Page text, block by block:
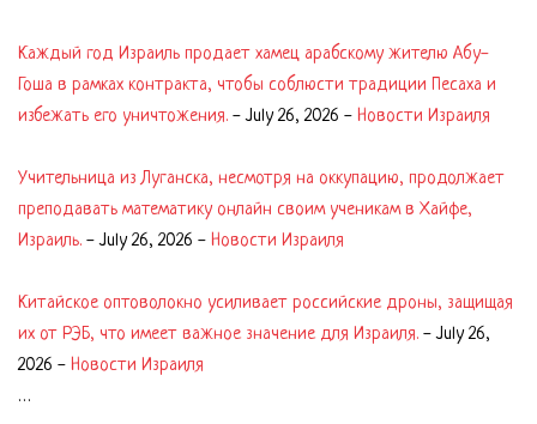
Каждый год Израиль продает хамец арабскому жителю Абу-
Гоша в рамках контракта, чтобы соблюсти традиции Песаха и
избежать его уничтожения. -July 26, 2026 - Новости Израиля
Учительница из Луганска, несмотря на оккупацию, продолжает
преподавать математику онлайн своим ученикам в Хайфе,
Израиль. -July 26, 2026 - Новости Израиля
Китайское оптоволокно усиливает российские дроны, защищая
их от РЭБ, что имеет важное значение для Израиля. -July 26,
2026 - Новости Израиля
…